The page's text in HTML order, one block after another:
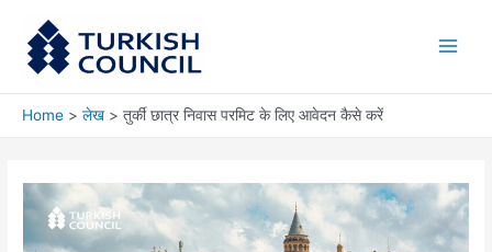
content
Home लेख तुर्की छात्र निवास परमिट के लिए आवेदन कैसे करें